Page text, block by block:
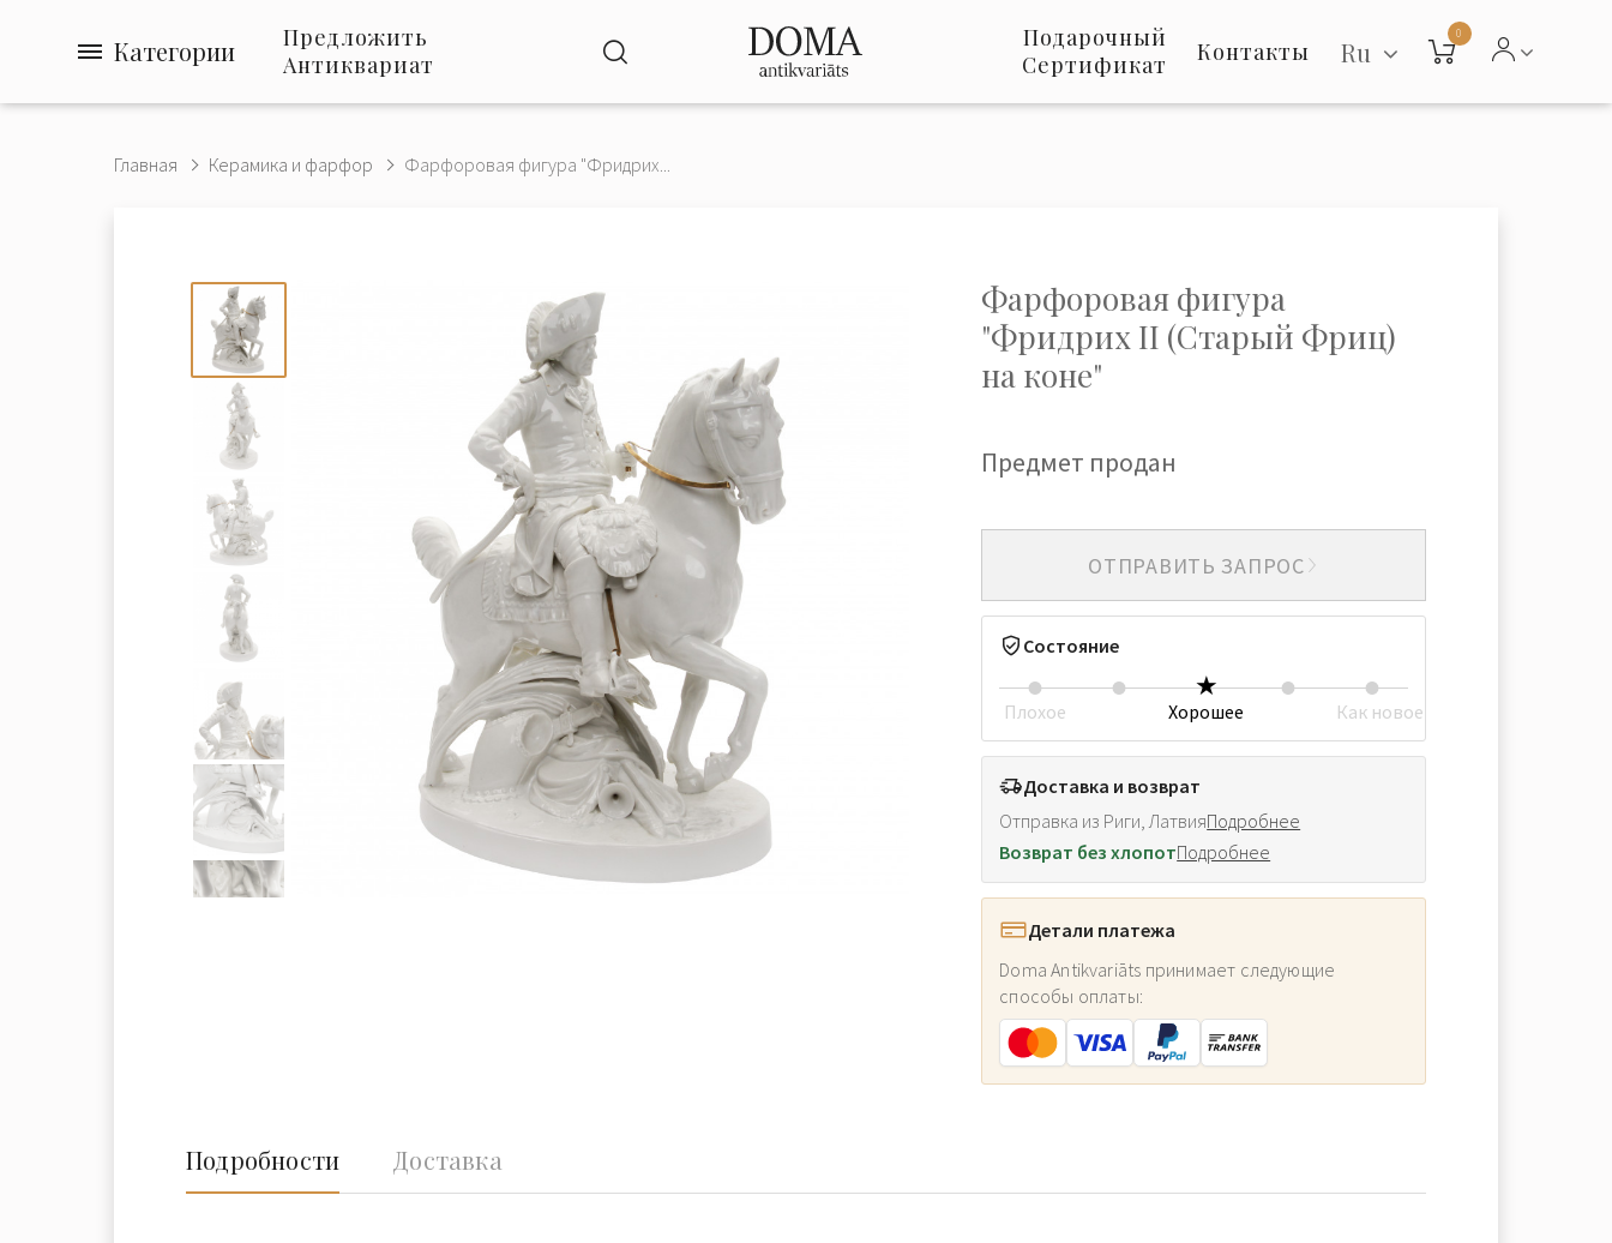
Категории
Предложить
Антиквариат
Подарочный
Сертификат
Контакты Ru
0
Главная Керамика и фарфор Фарфоровая фигура "Фридрих...
Фарфоровая фигура
"Фридрих II (Старый Фриц)
на коне"
Предмет продан
ОТПРАВИТЬ ЗАПРОС
Состояние
Плохое Хорошее Как новое
Доставка и возврат
Отправка из Риги, ЛатвияПодробнее
Возврат без хлопотПодробнее
Детали платежа
Doma Antikvariāts принимает следующие
способы оплаты:
Подробности Доставка